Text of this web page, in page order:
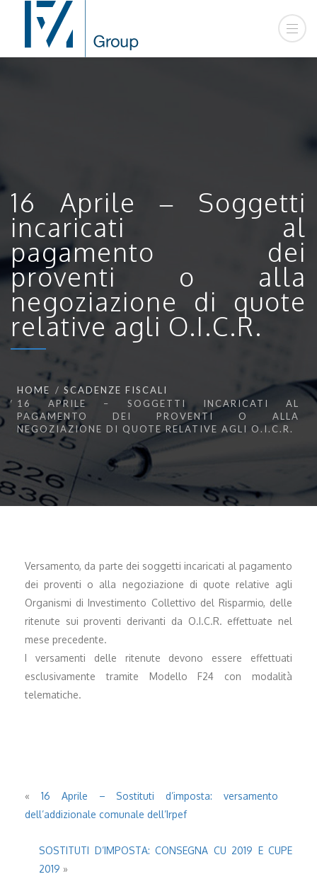
16 Aprile – Soggetti
incaricati al
pagamento dei
proventi o alla
negoziazione di quote
relative agli O.I.C.R.
HOME
SCADENZE FISCALI
16 APRILE – SOGGETTI INCARICATI AL
PAGAMENTO DEI PROVENTI O ALLA
NEGOZIAZIONE DI QUOTE RELATIVE AGLI O.I.C.R.
Versamento, da parte dei soggetti incaricati al pagamento
dei proventi o alla negoziazione di quote relative agli
Organismi di Investimento Collettivo del Risparmio, delle
ritenute sui proventi derivanti da O.I.C.R. effettuate nel
mese precedente.
I versamenti delle ritenute devono essere effettuati
esclusivamente tramite Modello F24 con modalità
telematiche.
« 16 Aprile – Sostituti d’imposta: versamento
dell’addizionale comunale dell’Irpef
SOSTITUTI D’IMPOSTA: CONSEGNA CU 2019 E CUPE
2019 »